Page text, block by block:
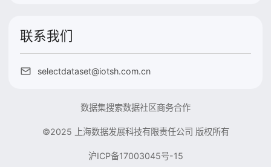
联系我们
selectdataset@iotsh.com.cn
数据集搜索数据社区商务合作
©2025 上海数据发展科技有限责任公司 版权所有
沪ICP备17003045号-15